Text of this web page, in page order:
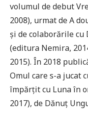
volumul de debut
2008), urmat de A
și de colaborările cu
(editura Nemira,
2015). În 2018
Omul care s-a jucat
împărțit cu Luna în
2017), de Dănuț